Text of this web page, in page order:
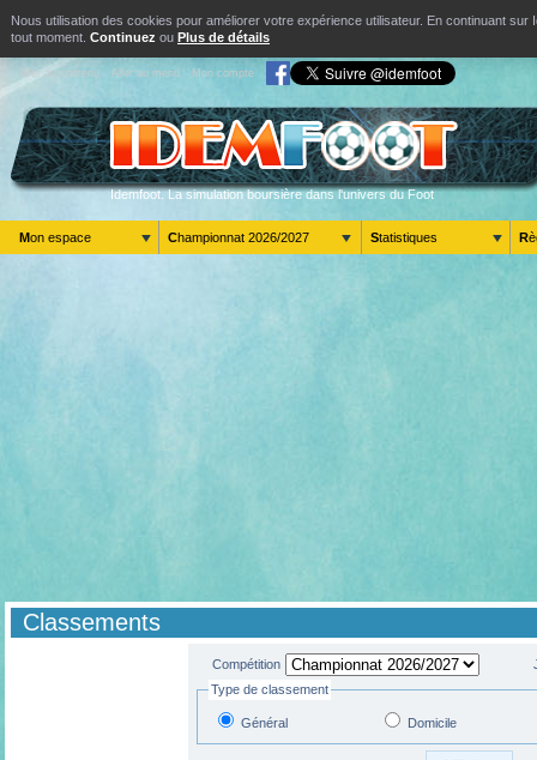
Nous utilisation des cookies pour améliorer votre expérience utilisateur. En continuant
tout moment. Continuez ou Plus de détails
Aller au contenu Aller au menu Mon compte
Idemfoot. La simulation boursière dans l'univers du Foot
Mon espace Championnat 2026/2027 Statistiques
Classements
Compétition
Type de classement
Général Domicile